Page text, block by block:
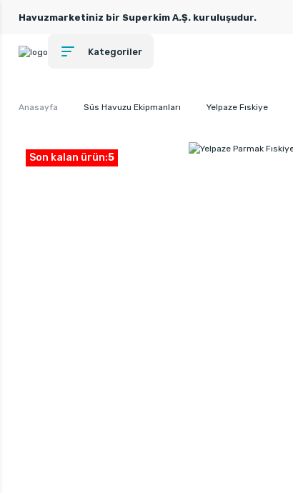
Havuzmarketiniz bir Superkim A.Ş. kuruluşudur.
Kategoriler
Anasayfa Süs Havuzu Ekipmanları Yelpaze Fıskiye
Son kalan ürün:5